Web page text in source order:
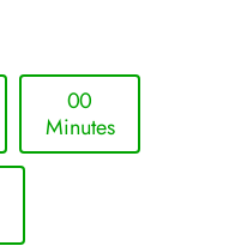
00
Minutes